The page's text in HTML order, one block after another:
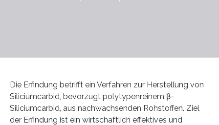
Die Erfindung betrifft ein Verfahren zur Herstellung von
Siliciumcarbid, bevorzugt polytypenreinem β-
Siliciumcarbid, aus nachwachsenden Rohstoffen. Ziel
der Erfindung ist ein wirtschaftlich effektives und